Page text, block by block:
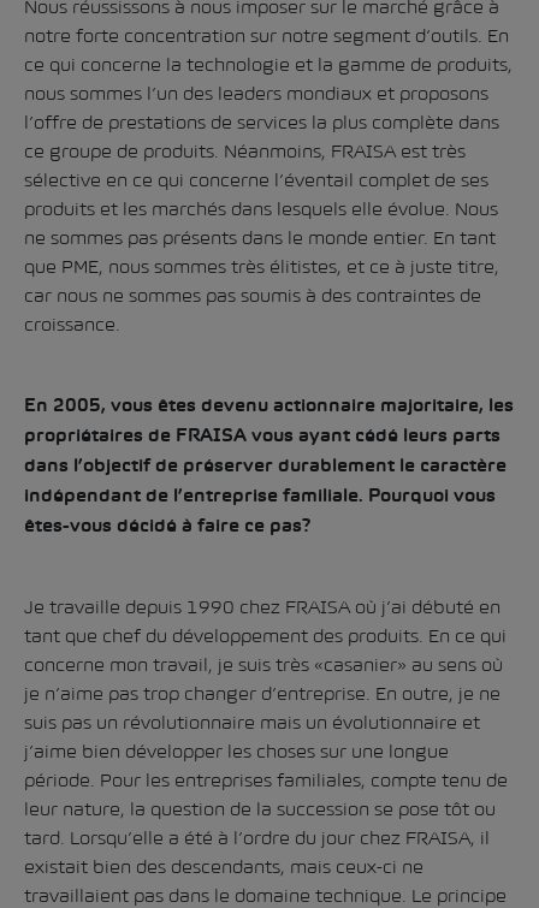
Nous réussissons à nous imposer sur le marché grâce à
notre forte concentration sur notre segment d’outils. En
ce qui concerne la technologie et la gamme de produits,
nous sommes l’un des leaders mondiaux et proposons
l’offre de prestations de services la plus complète dans
ce groupe de produits. Néanmoins, FRAISA est très
sélective en ce qui concerne l’éventail complet de ses
produits et les marchés dans lesquels elle évolue. Nous
ne sommes pas présents dans le monde entier. En tant
que PME, nous sommes très élitistes, et ce à juste titre,
car nous ne sommes pas soumis à des contraintes de
croissance.
En 2005, vous êtes devenu actionnaire majoritaire, les
propriétaires de FRAISA vous ayant cédé leurs parts
dans l’objectif de préserver durablement le caractère
indépendant de l’entreprise familiale. Pourquoi vous
êtes-vous décidé à faire ce pas?
Je travaille depuis 1990 chez FRAISA où j’ai débuté en
tant que chef du développement des produits. En ce qui
concerne mon travail, je suis très «casanier» au sens où
je n’aime pas trop changer d’entreprise. En outre, je ne
suis pas un révolutionnaire mais un évolutionnaire et
j’aime bien développer les choses sur une longue
période. Pour les entreprises familiales, compte tenu de
leur nature, la question de la succession se pose tôt ou
tard. Lorsqu’elle a été à l’ordre du jour chez FRAISA, il
existait bien des descendants, mais ceux-ci ne
travaillaient pas dans le domaine technique. Le principe